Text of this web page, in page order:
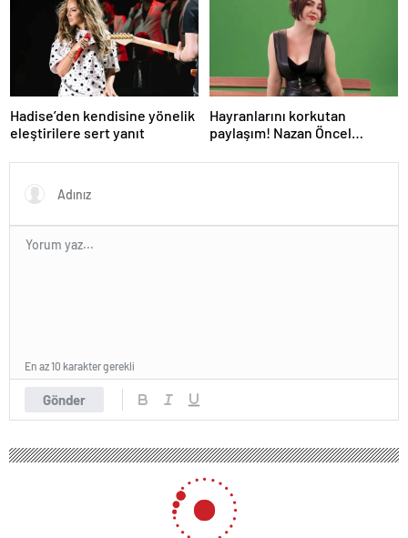
Hadise’den kendisine yönelik
eleştirilere sert yanıt
Hayranlarını korkutan
paylaşım! Nazan Öncel
Gönder
En az 10 karakter gerekli